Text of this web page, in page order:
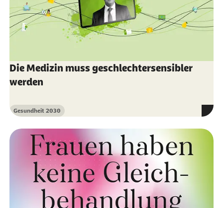
Die Medizin muss geschlechtersensibler
werden
Kategorie
Gesundheit 2030